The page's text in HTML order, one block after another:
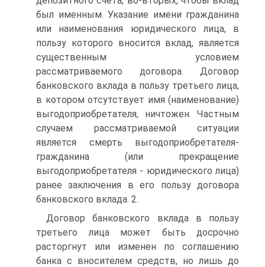
был именным. Указание имени гражданина
или наименования юридического лица, в
пользу которого вносится вклад, является
существенным условием
рассматриваемого договора. Договор
банковского вклада в пользу третьего лица,
в котором отсутствует имя (наименование)
выгодоприобретателя, ничтожен. Частным
случаем рассматриваемой ситуации
является смерть выгодоприобретателя-
гражданина (или прекращение
выгодоприобретателя - юридического лица)
ранее заключения в его пользу договора
банковского вклада. 2.
Договор банковского вклада в пользу
третьего лица может быть досрочно
расторгнут или изменен по соглашению
банка с вносителем средств, но лишь до